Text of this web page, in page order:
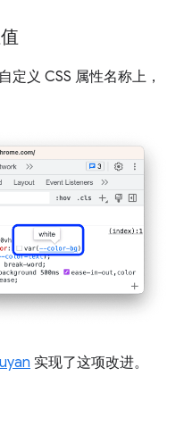
定义 CSS 属性名称上，
实现了这项改进。